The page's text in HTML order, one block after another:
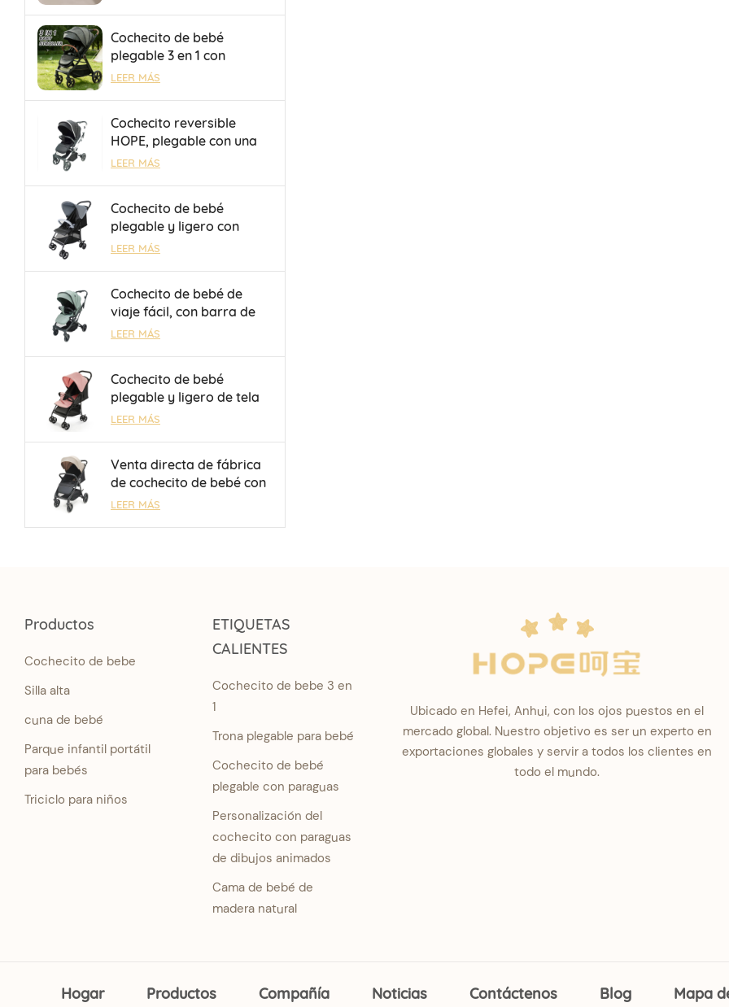
Cochecito de bebé
plegable 3 en 1 con
asiento reversible y
OEM/ODM
LEER MÁS
Cochecito reversible
HOPE, plegable con una
sola mano, seguro y
LEER MÁS
Cochecito de bebé
plegable y ligero con
sombrilla, OEM/ODM, con
LEER MÁS
Cochecito de bebé de
viaje fácil, con barra de
equipaje y manillar
mayor, OEM/ODM
LEER MÁS
Cochecito de bebé
plegable y ligero de tela
Oxford 300D con freno de
LEER MÁS
Venta directa de fábrica
de cochecito de bebé con
respaldo ajustable
LEER MÁS
Productos
Cochecito de bebe
Silla alta
cuna de bebé
Parque infantil portátil
para bebés
Triciclo para niños
ETIQUETAS
CALIENTES
Cochecito de bebe 3 en
1
Trona plegable para bebé
Cochecito de bebé
plegable con paraguas
Personalización del
cochecito con paraguas
de dibujos animados
Cama de bebé de
madera natural
Ubicado en Hefei, Anhui, con los ojos puestos en el
mercado global. Nuestro objetivo es ser un experto en
exportaciones globales y servir a todos los clientes en
todo el mundo.
Hogar Productos Compañía Noticias Contáctenos Blog Mapa